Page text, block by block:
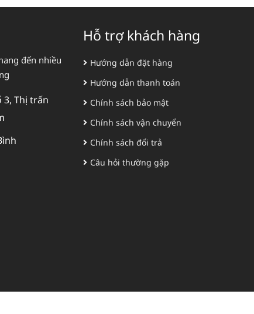
đến nhiều
3, Thị trấn
Hỗ trợ khách hàng
Hướng dẫn đặt hàng
Hướng dẫn thanh toán
Chính sách bảo mật
Chính sách vận chuyển
Chính sách đổi trả
Câu hỏi thường gặp